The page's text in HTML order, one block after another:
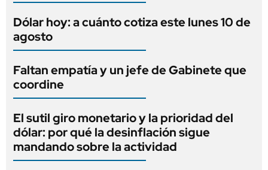
Dólar hoy: a cuánto cotiza este lunes 10 de
agosto
Faltan empatía y un jefe de Gabinete que
coordine
El sutil giro monetario y la prioridad del
dólar: por qué la desinflación sigue
mandando sobre la actividad